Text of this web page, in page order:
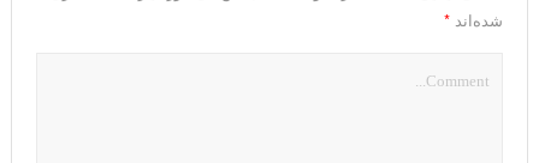
شده‌اند *